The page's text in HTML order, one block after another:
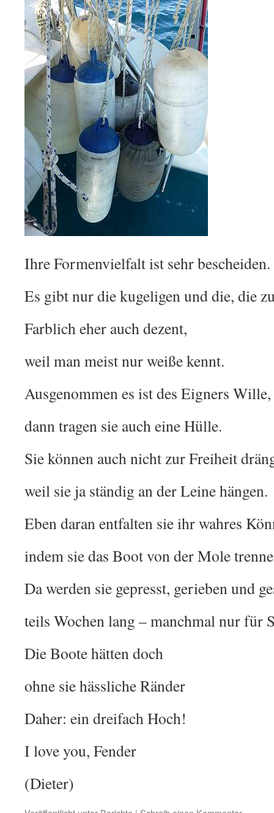
Ihre Formenvielfalt ist sehr bescheiden.
Es gibt nur die kugeligen und die, die
Farblich eher auch dezent,
weil man meist nur weiße kennt.
Ausgenommen es ist des Eigners Wille,
dann tragen sie auch eine Hülle.
Sie können auch nicht zur Freiheit
weil sie ja ständig an der Leine hängen.
Eben daran entfalten sie ihr wahres
indem sie das Boot von der Mole
Da werden sie gepresst, gerieben und
teils Wochen lang – manchmal nur für
Die Boote hätten doch
ohne sie hässliche Ränder
Daher: ein dreifach Hoch!
I love you, Fender
(Dieter)